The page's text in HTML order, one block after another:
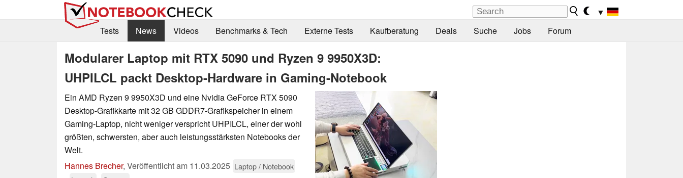
▼
Tests
News Videos Benchmarks & Tech Externe Tests Kaufberatung Deals Suche Jobs Forum
Modularer Laptop mit RTX 5090 und Ryzen 9 9950X3D:
UHPILCL packt Desktop-Hardware in Gaming-Notebook
Ein AMD Ryzen 9 9950X3D und eine Nvidia GeForce RTX 5090
Desktop-Grafikkarte mit 32 GB GDDR7-Grafikspeicher in einem
Gaming-Laptop, nicht weniger verspricht UHPILCL, einer der wohl
größten, schwersten, aber auch leistungsstärksten Notebooks der
Welt.
Hannes Brecher, Veröffentlicht am 11.03.2025 Laptop / Notebook